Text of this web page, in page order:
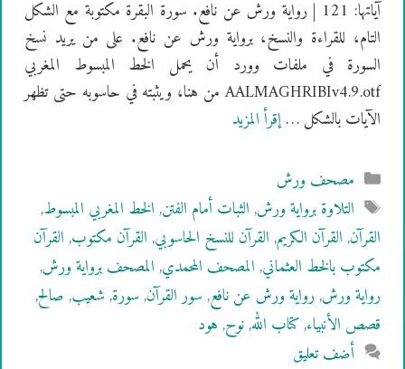
آياتها: 121 | رواية ورش عن نافع. سورة البقرة مكتوبة مع الشكل
التام، للقراءة والنسخ، برواية ورش عن نافع. على من يريد نسخ
السورة في ملفات وورد أن يحمل الخط المبسوط المغربي
AALMAGHRIBIv4.9.otf من هنا، ويثبته في حاسوبه حتى تظهر
الآيات بالشكل …إقرأ المزيد
التصنيفات
مصحف ورش
الوسوم
التلاوة برواية ورش,الثبات أمام الفتن,الخط المغربي المبسوط,
القرآن,القرآن الكريم,القرآن للنسخ الحاسوبي,القرآن مكتوب,القرآن
مكتوب بالخط العثماني,المصحف المحمدي,المصحف برواية ورش,
رواية ورش,رواية ورش عن نافع,سور القرآن,سورة,شعيب,صالح,
قصص الأنبياء,كتاب الله,نوح,هود
أضف تعليق